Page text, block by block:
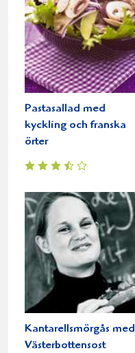
Pastasallad med
kyckling och franska
örter
Kantarellsmörgås med
Västerbottensost